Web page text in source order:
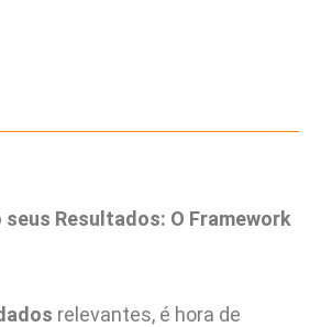
Resultados: O Framework
relevantes, é hora de